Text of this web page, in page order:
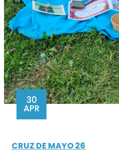
30
APR
CRUZ DE MAYO 26